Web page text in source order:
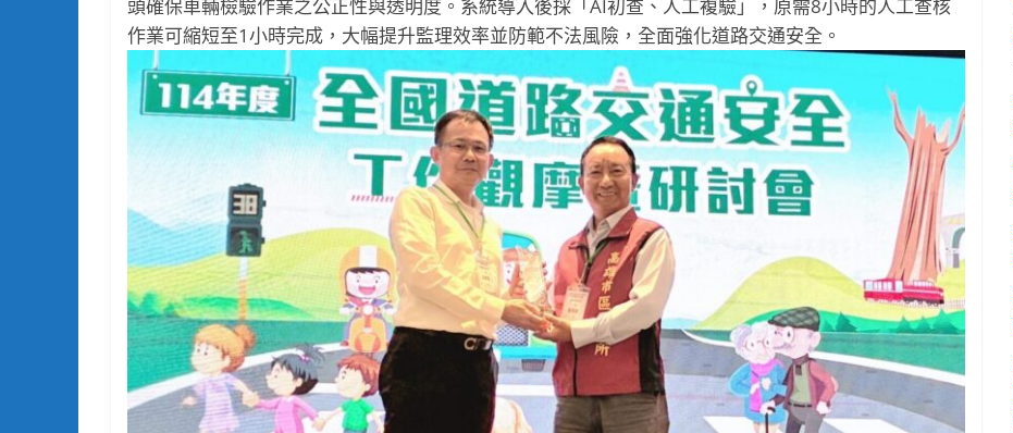
頭確保車輛檢驗作業之公正性與透明度。系統導入後採「AI初查、人工複驗」，原需8小時的人工查核
作業可縮短至1小時完成，大幅提升監理效率並防範不法風險，全面強化道路交通安全。